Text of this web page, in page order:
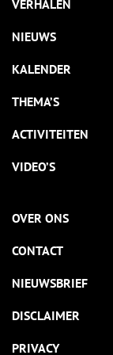
VERHALEN
NIEUWS
KALENDER
THEMA’S
ACTIVITEITEN
VIDEO’S
OVER ONS
CONTACT
NIEUWSBRIEF
DISCLAIMER
PRIVACY